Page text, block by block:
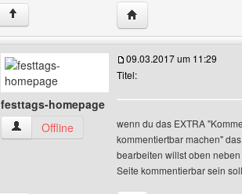
↑ Website dieses
festtags-homepage
festtags-homepage Benutzer-Profile anzeigen
Offline
09.03.2017 um 11:29
Titel:
wenn du das EXTRA
kommentiertbar machen"
bearbeiten willst oben
Seite kommentierbar sein